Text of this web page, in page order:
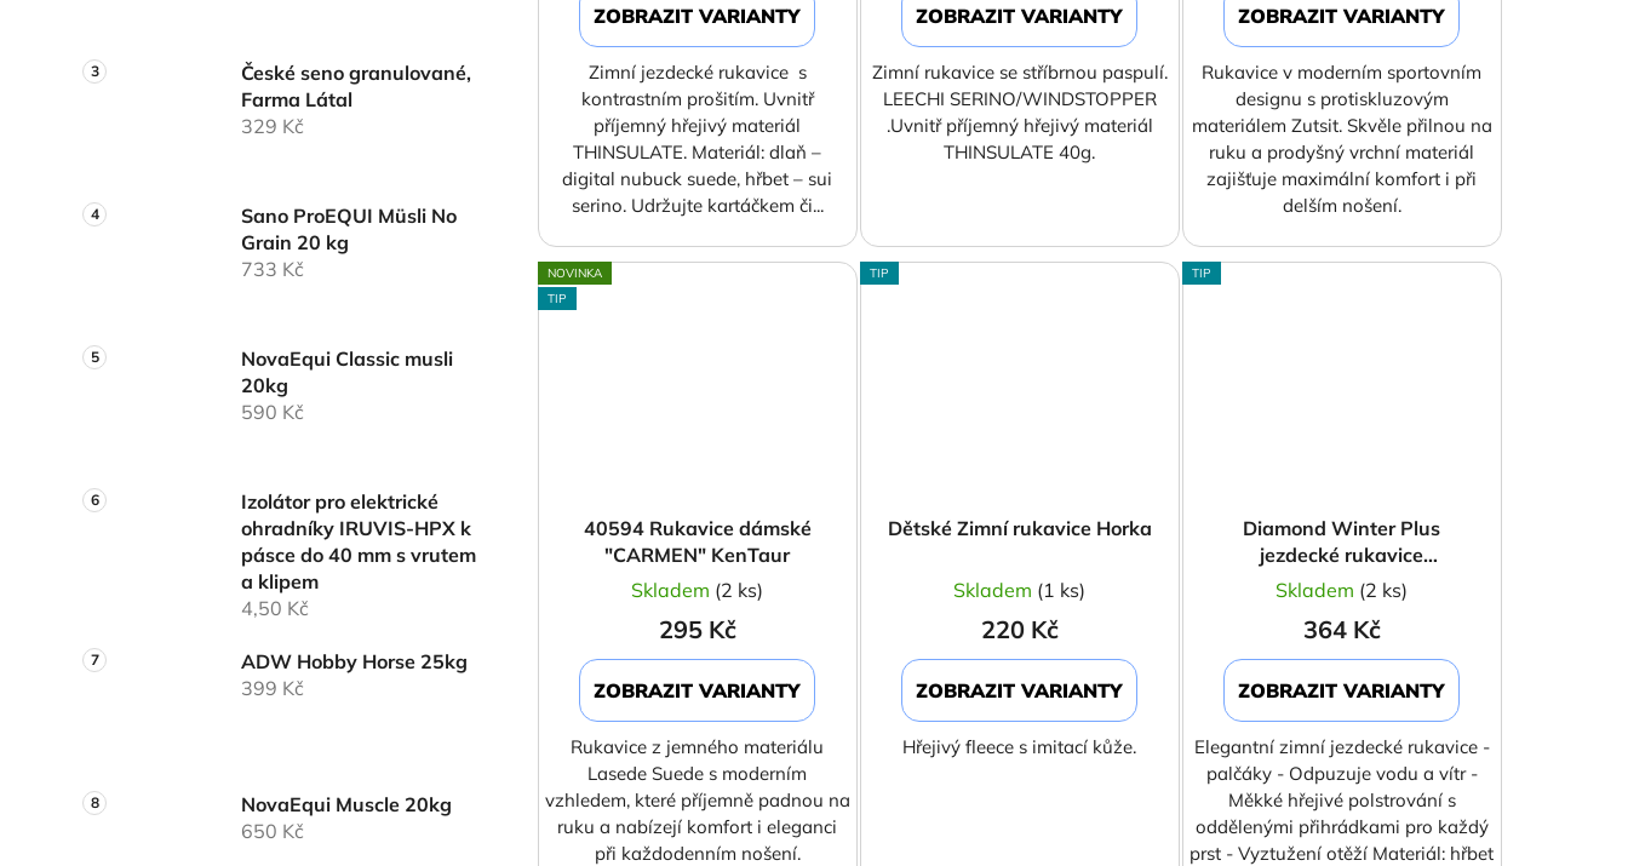
České seno granulované,
Farma Látal
329 Kč
Sano ProEQUI Müsli No
Grain 20 kg
733 Kč
NovaEqui Classic musli
20kg
590 Kč
Izolátor pro elektrické
ohradníky IRUVIS-HPX k
pásce do 40 mm s vrutem
a klipem
4,50 Kč
ADW Hobby Horse 25kg
399 Kč
NovaEqui Muscle 20kg
650 Kč
ZOBRAZIT VARIANTY
Zimní jezdecké rukavice s
kontrastním prošitím. Uvnitř
příjemný hřejivý materiál
THINSULATE. Materiál: dlaň –
digital nubuck suede, hřbet – sui
serino. Udržujte kartáčkem či...
ZOBRAZIT VARIANTY
Zimní rukavice se stříbrnou paspulí.
LEECHI SERINO/WINDSTOPPER
.Uvnitř příjemný hřejivý materiál
THINSULATE 40g.
ZOBRAZIT VARIANTY
Rukavice v moderním sportovním
designu s protiskluzovým
materiálem Zutsit. Skvěle přilnou na
ruku a prodyšný vrchní materiál
zajišťuje maximální komfort i při
delším nošení.
NOVINKA
TIP
40594 Rukavice dámské
"CARMEN" KenTaur
Skladem (2 ks)
295 Kč
ZOBRAZIT VARIANTY
Rukavice z jemného materiálu
Lasede Suede s moderním
vzhledem, které příjemně padnou na
ruku a nabízejí komfort i eleganci
při každodenním nošení.
TIP
Dětské Zimní rukavice Horka
Skladem (1 ks)
220 Kč
ZOBRAZIT VARIANTY
Hřejivý fleece s imitací kůže.
TIP
Diamond Winter Plus
jezdecké rukavice
Waldhausen
Skladem (2 ks)
364 Kč
ZOBRAZIT VARIANTY
Elegantní zimní jezdecké rukavice -
palčáky - Odpuzuje vodu a vítr -
Měkké hřejivé polstrování s
oddělenými přihrádkami pro každý
prst - Vyztužení otěží Materiál: hřbet